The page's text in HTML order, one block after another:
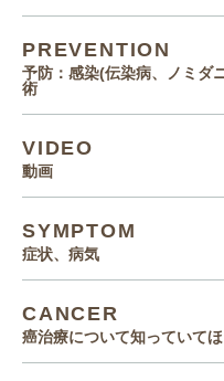
PREVENTION
予防：感染(伝染病、ノミダ
術
VIDEO
動画
SYMPTOM
症状、病気
CANCER
癌治療について知っていて